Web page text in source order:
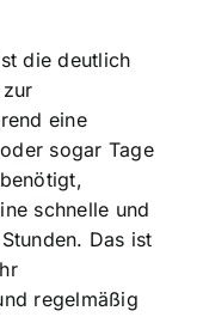
die deutlich
eine
sogar Tage
schnelle und
Das ist
regelmäßig